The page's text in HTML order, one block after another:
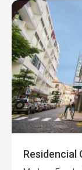
Residencial